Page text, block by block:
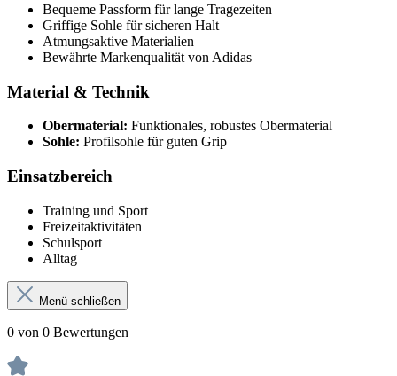
Bequeme Passform für lange Tragezeiten
Griffige Sohle für sicheren Halt
Atmungsaktive Materialien
Bewährte Markenqualität von Adidas
Material & Technik
Obermaterial: Funktionales, robustes Obermaterial
Sohle: Profilsohle für guten Grip
Einsatzbereich
Training und Sport
Freizeitaktivitäten
Schulsport
Alltag
Menü schließen
0 von 0 Bewertungen